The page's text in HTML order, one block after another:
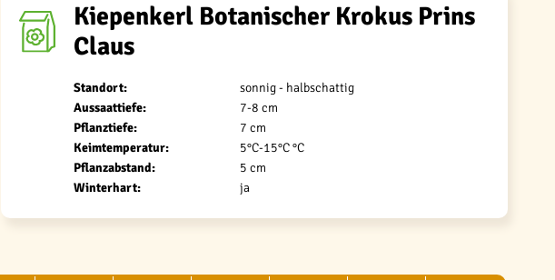
Kiepenkerl Botanischer Krokus Prins
Claus
Standort:
sonnig - halbschattig
Aussaattiefe:
7-8 cm
Pflanztiefe:
7 cm
Keimtemperatur:
5°C-15°C °C
Pflanzabstand:
5 cm
Winterhart:
ja